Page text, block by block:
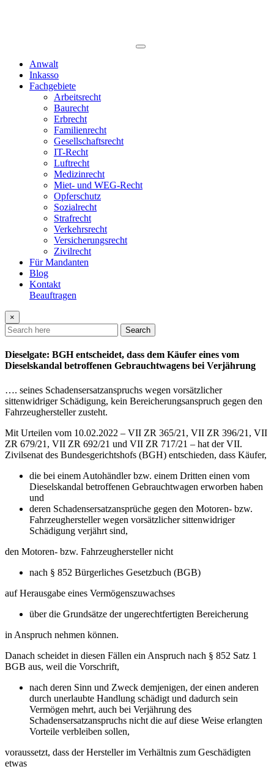
Anwalt
Inkasso
Fachgebiete
Arbeitsrecht
Baurecht
Erbrecht
Familienrecht
Gesellschaftsrecht
IT-Recht
Luftrecht
Medizinrecht
Miet- und WEG-Recht
Opferschutz
Sozialrecht
Strafrecht
Verkehrsrecht
Versicherungsrecht
Zivilrecht
Für Mandanten
Blog
Kontakt
Beauftragen
×
Search
Dieselgate: BGH entscheidet, dass dem Käufer eines vom
Dieselskandal betroffenen Gebrauchtwagens bei Verjährung
…. seines Schadensersatzanspruchs wegen vorsätzlicher
sittenwidriger Schädigung, kein Bereicherungsanspruch gegen den
Fahrzeughersteller zusteht.
Mit Urteilen vom 10.02.2022 – VII ZR 365/21, VII ZR 396/21, VII
ZR 679/21, VII ZR 692/21 und VII ZR 717/21 – hat der VII.
Zivilsenat des Bundesgerichtshofs (BGH) entschieden, dass Käufer,
die bei einem Autohändler bzw. einem Dritten einen vom
Dieselskandal betroffenen Gebrauchtwagen erworben haben
und
deren Schadensersatzansprüche gegen den Motoren- bzw.
Fahrzeughersteller wegen vorsätzlicher sittenwidriger
Schädigung verjährt sind,
den Motoren- bzw. Fahrzeughersteller nicht
nach § 852 Bürgerliches Gesetzbuch (BGB)
auf Herausgabe eines Vermögenszuwachses
über die Grundsätze der ungerechtfertigten Bereicherung
in Anspruch nehmen können.
Danach scheidet in diesen Fällen ein Anspruch nach § 852 Satz 1
BGB aus, weil die Vorschrift,
nach deren Sinn und Zweck demjenigen, der einen anderen
durch unerlaubte Handlung schädigt und dadurch sein
Vermögen mehrt, auch bei Verjährung des
Schadensersatzanspruchs nicht die auf diese Weise erlangten
Vorteile verbleiben sollen,
voraussetzt, dass der Hersteller im Verhältnis zum Geschädigten
etwas